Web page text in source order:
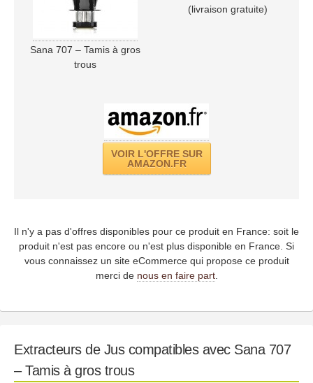
Sana 707 – Tamis à gros
trous
(livraison gratuite)
VOIR L'OFFRE SUR
AMAZON.FR
Il n'y a pas d'offres disponibles pour ce produit en France: soit le
produit n'est pas encore ou n'est plus disponible en France. Si
vous connaissez un site eCommerce qui propose ce produit
merci de nous en faire part.
Extracteurs de Jus compatibles avec Sana 707
– Tamis à gros trous